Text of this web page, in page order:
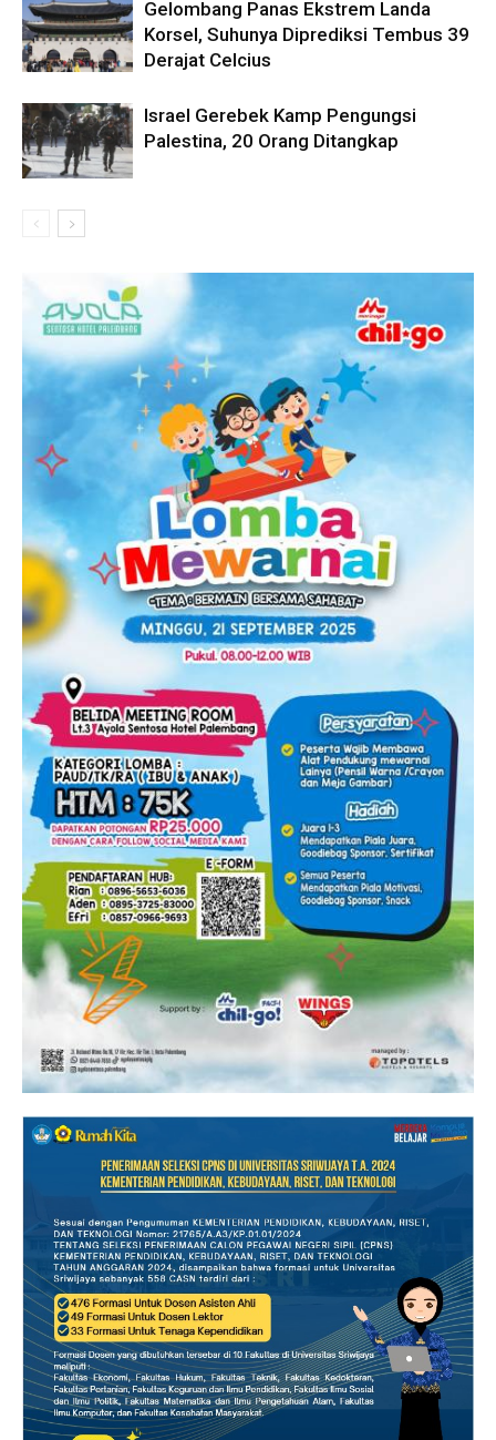
Gelombang Panas Ekstrem Landa
Korsel, Suhunya Diprediksi Tembus 39
Derajat Celcius
Israel Gerebek Kamp Pengungsi
Palestina, 20 Orang Ditangkap